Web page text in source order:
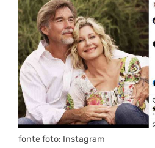
fonte foto: Instagram